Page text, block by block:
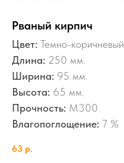
Рваный кирпич
Цвет: Темно-коричневый
Длина: 250 мм.
Ширина: 95 мм.
Высота: 65 мм.
Прочность: M300
Влагопоглощение: 7 %
63 р.